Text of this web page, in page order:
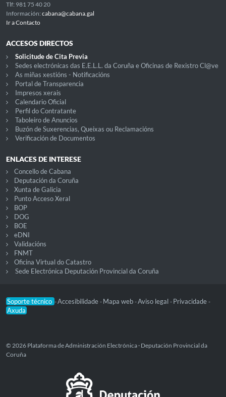
Tlf: 981 75 40 20
Información: cabana@cabana.gal
Ir a Contacto
ACCESOS DIRECTOS
Solicitude de Cita Previa
Sedes electrónicas das E.E.L.L. da Coruña e Oficinas de Rexistro Cl@ve
As miñas xestións - Notificacións
Portal de Transparencia
Impresos xerais
Calendario Oficial
Perfil do Contratante
Taboleiro de Anuncios
Buzón de Suxerencias, Queixas ou Reclamacións
Verificación de Documentos
ENLACES DE INTERESE
Concello de Cabana
Deputación da Coruña
Xunta de Galicia
Punto Acceso Xeral
BOP
DOG
BOE
eDNI
Validacións
FNMT
Oficina Virtual do Catastro
Sede Electrónica Deputación Provincial da Coruña
Soporte técnico -Accesibilidade - Mapa web -Aviso legal - Privacidade -
Axuda
© 2026 Plataforma de Administración Electrónica · Deputación Provincial da
Coruña